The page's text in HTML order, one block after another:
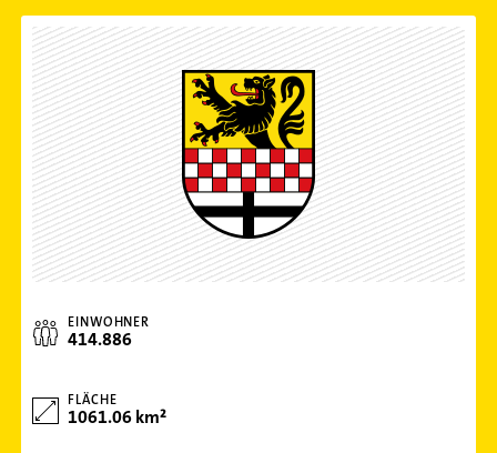
EINWOHNER
414.886
FLÄCHE
1061.06 km²